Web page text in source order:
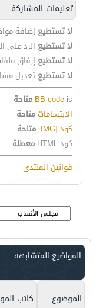
تعليمات المشاركة
لا تستطيع إضافة
لا تستطيع الرد على
لا تستطيع إرفاق
لا تستطيعتعديل
BB code is
متاحة
الابتساماتمتاحة
كود [IMG]
متاحة
كود HTML
معطلة
قوانين المنتدى
المواضيع المتشابهه
الموضوع كاتب